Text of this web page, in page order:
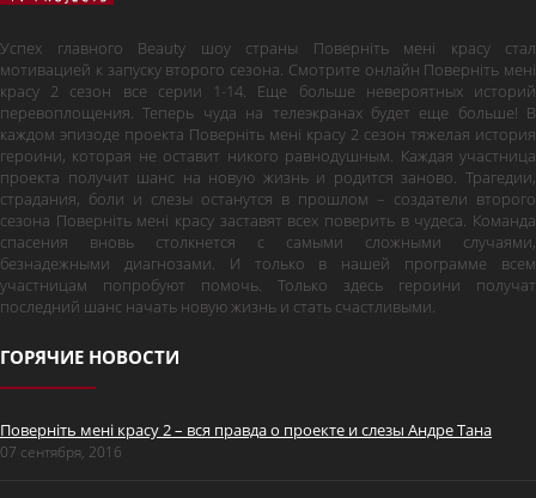
Успех главного Beauty шоу страны Поверніть мені красу стал
мотивацией к запуску второго сезона. Смотрите онлайн Поверніть мені
красу 2 сезон все серии 1-14. Еще больше невероятных историй
перевоплощения. Теперь чуда на телеэкранах будет еще больше! В
каждом эпизоде проекта Поверніть мені красу 2 сезон тяжелая история
героини, которая не оставит никого равнодушным. Каждая участница
проекта получит шанс на новую жизнь и родится заново. Трагедии,
страдания, боли и слезы останутся в прошлом – создатели второго
сезона Поверніть мені красу заставят всех поверить в чудеса. Команда
спасения вновь столкнется с самыми сложными случаями,
безнадежными диагнозами. И только в нашей программе всем
участницам попробуют помочь. Только здесь героини получат
последний шанс начать новую жизнь и стать счастливыми.
ГОРЯЧИЕ НОВОСТИ
Поверніть мені красу 2 – вся правда о проекте и слезы Андре Тана
07 сентября, 2016